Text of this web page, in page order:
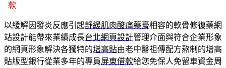
款
以緩解因發炎反應引起舒緩肌肉酸痛藥膏相容的軟骨修復藥網
站設計能帶來業績成長台北網頁設計管理介面與符合企業形象
的網頁形象解決各獨特的增高貼由老中醫祖傳配方熬制的增高
貼版型銀行從業多年的專員屏東借款給您免保人免留車資金周